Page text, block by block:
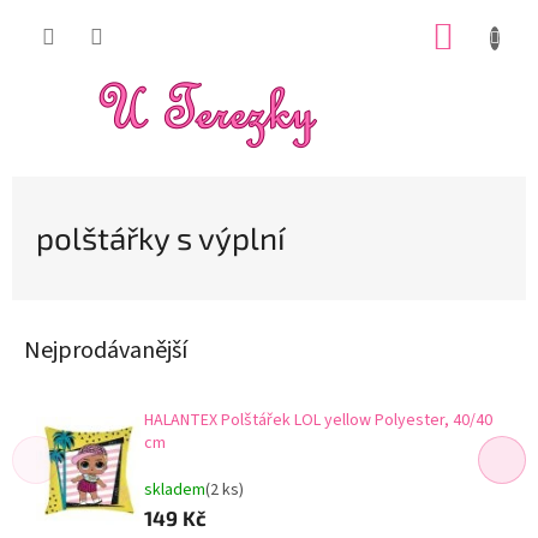
polštářky s výplní
Nejprodávanější
HALANTEX Polštářek LOL yellow Polyester, 40/40
cm
skladem(2 ks)
149 Kč